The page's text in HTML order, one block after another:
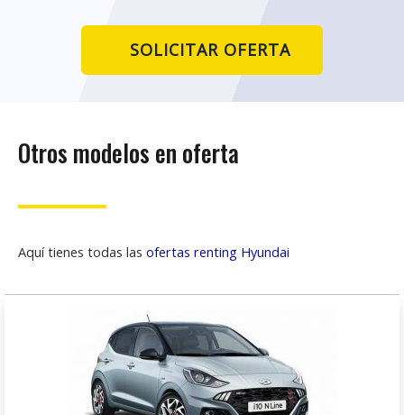
SOLICITAR OFERTA
Otros modelos en oferta
Aquí tienes todas las ofertas renting Hyundai